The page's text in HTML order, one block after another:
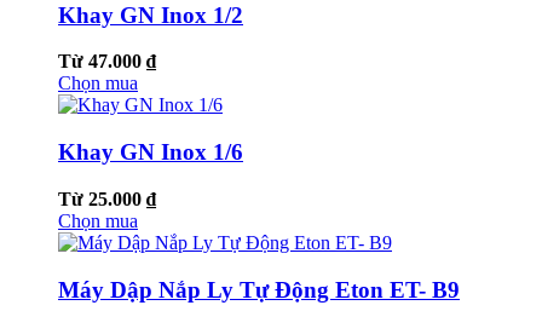
Khay GN Inox 1/2
Từ 47.000 ₫
Chọn mua
Khay GN Inox 1/6
Từ 25.000 ₫
Chọn mua
Máy Dập Nắp Ly Tự Động Eton ET- B9